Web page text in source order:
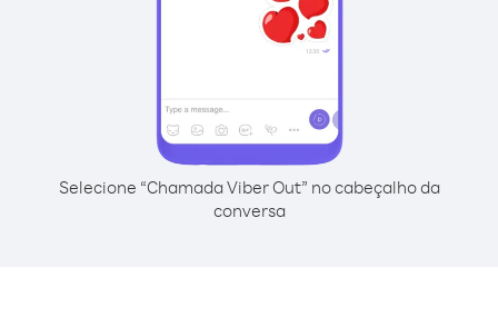
Selecione “Chamada Viber Out” no cabeçalho da
conversa